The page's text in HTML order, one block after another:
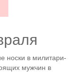
носки в милитари-
мужчин в